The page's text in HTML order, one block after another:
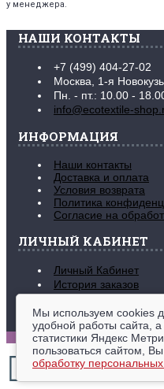
у менеджера.
НАШИ КОНТАКТЫ
+7 (499) 404-27-02
Москва, 1-я
Пн. - пт.: 10.00 -
info@ecotextile-
ИНФОРМАЦИЯ
Наши контакты
Доставка и оплата
Условия возврата
Политика
Согласие на
ЛИЧНЫЙ КАБИНЕТ
Личный Кабинет
История заказов
Закладки (0)
Рассылка новостей
www.ecotextile-shop.ru ©
Мы используем cookies
удобной работы сайта, а
статистики Яндекс
пользоваться сайтом,
обработку